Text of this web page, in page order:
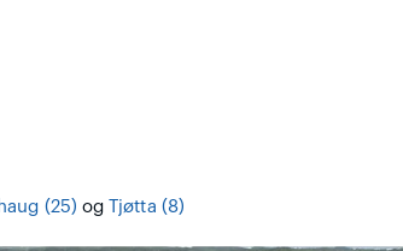
(25) og Tjøtta (8)